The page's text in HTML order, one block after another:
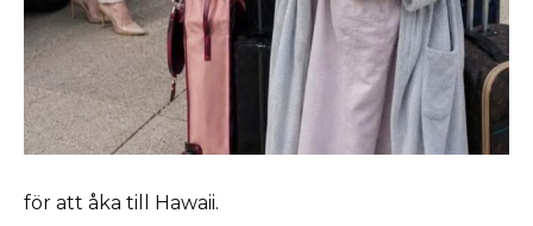
för att åka till Hawaii.